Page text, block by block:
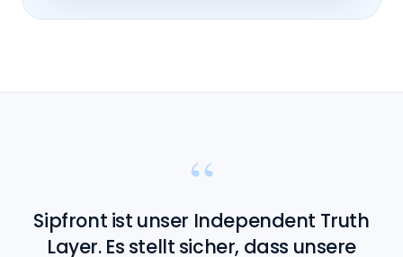
“
Sipfront ist unser Independent Truth
Layer. Es stellt sicher, dass unsere